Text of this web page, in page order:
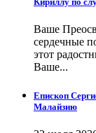
Ваше
сердечные
этот
Ваше...
Епископ
Малайзию